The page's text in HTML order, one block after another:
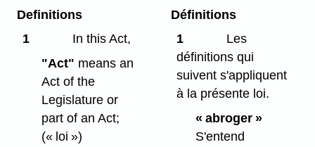
Definitions
1
In this Act,
"Act" means an
Act of the
Legislature or
part of an Act;
(« loi »)
Définitions
1
Les
définitions qui
suivent s'appliquent
à la présente loi.
« abroger »
S'entend